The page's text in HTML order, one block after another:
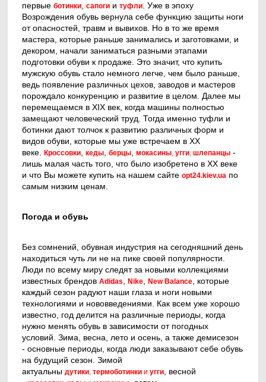
первыеботинки ,сапоги итуфли . Уже в эпоху
Возрождения обувь вернула себе функцию защиты ноги
от опасностей, травм и вывихов. Но в то же время
мастера, которые раньше занимались и заготовками, и
декором, начали заниматься разными этапами
подготовки обуви к продаже. Это значит, что купить
мужскую обувь стало немного легче, чем было раньше,
ведь появление различных цехов, заводов и мастеров
порождало конкуренцию и развитие в целом. Далее мы
перемещаемся в XIX век, когда машины полностью
замещают человеческий труд. Тогда именно туфли и
ботинки дают толчок к развитию различных форм и
видов обуви, которые мы уже встречаем в ХХ
веке.Кроссовки ,кеды ,берцы ,мокасины,угги,шлепанцы -
лишь малая часть того, что было изобретено в ХХ веке
и что Вы можете купить на нашем сайтеopt24.kiev.ua по
самым низким ценам.
Погода и обувь
Без сомнений, обувная индустрия на сегодняшний день
находиться чуть ли не на пике своей популярности.
Люди по всему миру следят за новыми коллекциями
известных брендовAdidas ,Nike ,New Balance
, которые
каждый сезон радуют наши глаза и ноги новыми
технологиями и нововведениями. Как всем уже хорошо
известно, год делится на различные периоды, когда
нужно менять обувь в зависимости от погодных
условий. Зима, весна, лето и осень, а также демисезон
- основные периоды, когда люди заказывают себе обувь
на будущий сезон. Зимой
актуальныдутики,термоботинки иугги
, весной